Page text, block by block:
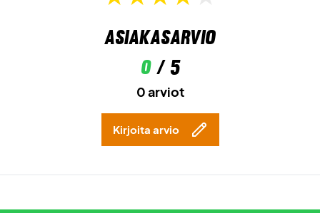
Asiakasarvio
0/ 5
0 arviot
Kirjoita arvio